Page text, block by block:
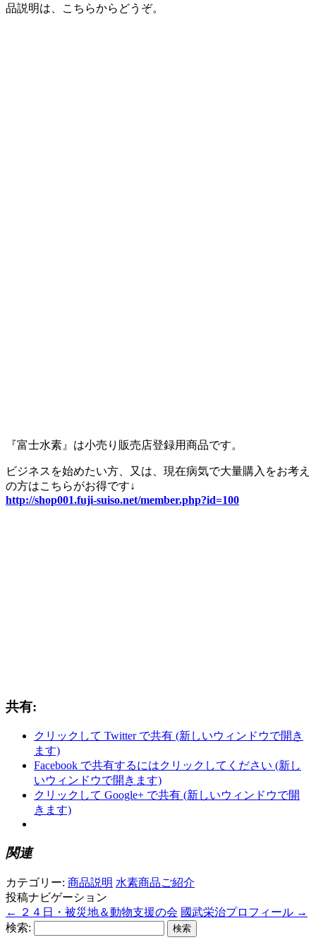
品説明は、こちらからどうぞ。
『富士水素』は小売り販売店登録用商品です。
ビジネスを始めたい方、又は、現在病気で大量購入をお考え
の方はこちらがお得です↓
http://shop001.fuji-suiso.net/member.php?id=100
共有:
クリックして Twitter で共有 (新しいウィンドウで開き
ます)
Facebook で共有するにはクリックしてください (新し
いウィンドウで開きます)
クリックして Google+ で共有 (新しいウィンドウで開
きます)
関連
カテゴリー: 商品説明 水素商品ご紹介
投稿ナビゲーション
←
２４日・被災地＆動物支援の会 國武栄治プロフィール →
検索: